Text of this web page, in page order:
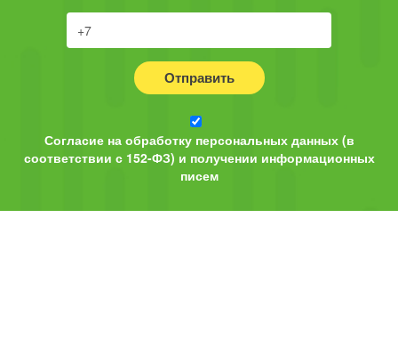
Отправить
Согласие на обработку персональных данных (в
соответствии с 152-ФЗ) и получении информационных
писем